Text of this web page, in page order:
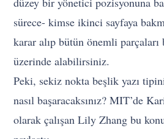
sürece- kimse ikinci sayfaya
karar alıp bütün önemli parçaları
üzerinde alabilirsiniz.
Peki, sekiz nokta beşlik yazı
nasıl başaracaksınız? MIT’de
olarak çalışan Lily Zhang bu